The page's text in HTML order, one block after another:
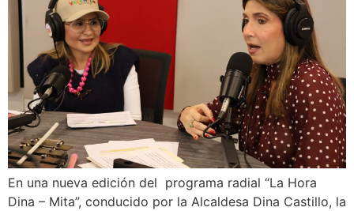
En una nueva edición del programa radial “La Hora
Dina – Mita”, conducido por la Alcaldesa Dina Castillo, la